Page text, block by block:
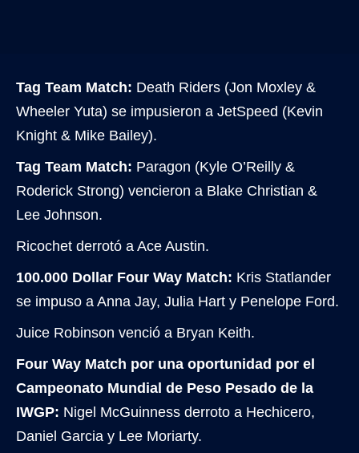
Tag Team Match: Death Riders (Jon Moxley &
Wheeler Yuta) se impusieron a JetSpeed (Kevin
Knight & Mike Bailey).
Tag Team Match: Paragon (Kyle O’Reilly &
Roderick Strong) vencieron a Blake Christian &
Lee Johnson.
Ricochet derrotó a Ace Austin.
100.000 Dollar Four Way Match: Kris Statlander
se impuso a Anna Jay, Julia Hart y Penelope Ford.
Juice Robinson venció a Bryan Keith.
Four Way Match por una oportunidad por el
Campeonato Mundial de Peso Pesado de la
IWGP: Nigel McGuinness derroto a Hechicero,
Daniel Garcia y Lee Moriarty.